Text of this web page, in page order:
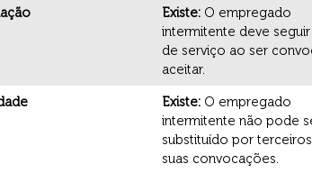
Existe: O empregado
intermitente deve
de serviço ao ser
aceitar.
Existe: O empregado
intermitente não pode
substituído por
suas convocações.